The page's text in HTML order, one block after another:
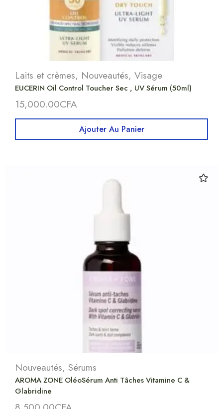
Laits et crèmes, Nouveautés, Visage
EUCERIN Oil Control Toucher Sec , UV Sérum (50ml)
15,000.00CFA
Ajouter Au Panier
Nouveautés, Sérums
AROMA ZONE OléoSérum Anti Tâches Vitamine C &
Glabridine